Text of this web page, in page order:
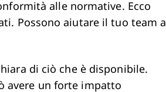
alle normative. Ecco
Possono aiutare il tuo team a
di ciò che è disponibile.
avere un forte impatto